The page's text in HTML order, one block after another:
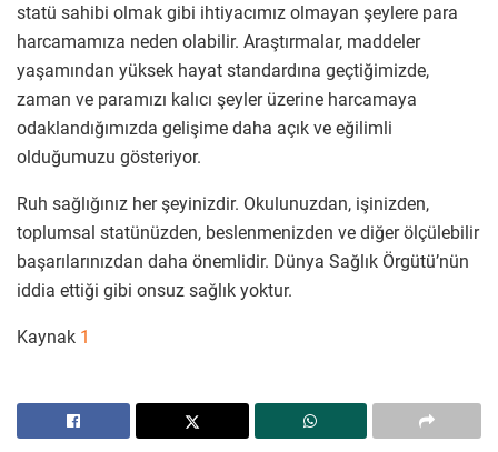
statü sahibi olmak gibi ihtiyacımız olmayan şeylere para
harcamamıza neden olabilir. Araştırmalar, maddeler
yaşamından yüksek hayat standardına geçtiğimizde,
zaman ve paramızı kalıcı şeyler üzerine harcamaya
odaklandığımızda gelişime daha açık ve eğilimli
olduğumuzu gösteriyor.
Ruh sağlığınız her şeyinizdir. Okulunuzdan, işinizden,
toplumsal statünüzden, beslenmenizden ve diğer ölçülebilir
başarılarınızdan daha önemlidir. Dünya Sağlık Örgütü’nün
iddia ettiği gibi onsuz sağlık yoktur.
Kaynak 1